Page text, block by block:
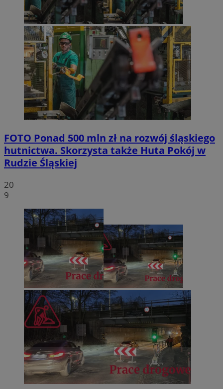
FOTO Ponad 500 mln zł na rozwój śląskiego
hutnictwa. Skorzysta także Huta Pokój w
Rudzie Śląskiej
20
9